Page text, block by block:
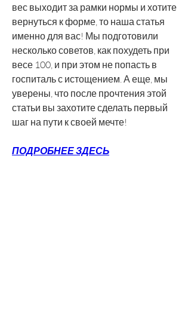
вес выходит за рамки нормы и хотите
вернуться к форме, то наша статья
именно для вас! Мы подготовили
несколько советов, как похудеть при
весе 100, и при этом не попасть в
госпиталь с истощением. А еще, мы
уверены, что после прочтения этой
статьи вы захотите сделать первый
шаг на пути к своей мечте!
ПОДРОБНЕЕ ЗДЕСЬ